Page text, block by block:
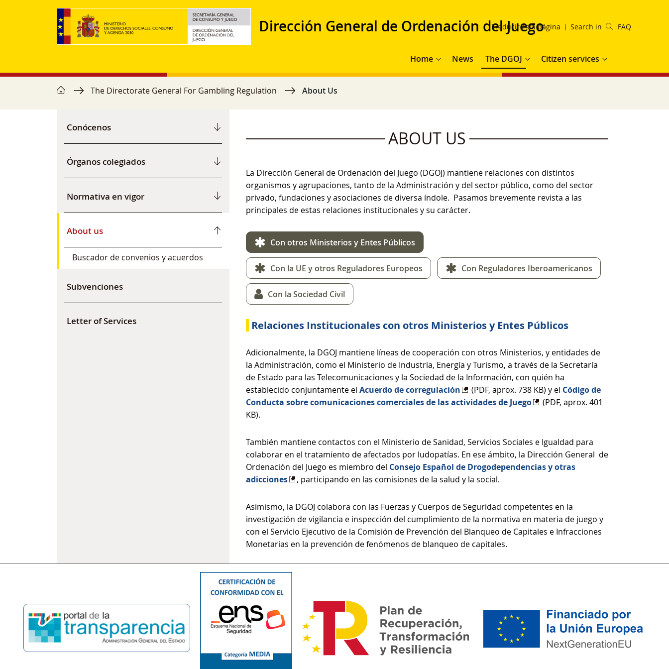
Skip to main content
Dirección General de Ordenación del Juego
Traducir esta página Search in FAQ
Main navigation
Home News The DGOJ Citizen services
Breadcrumb
home The Directorate General For Gambling Regulation About Us
Conócenos
Órganos colegiados
Normativa en vigor
About us
Buscador de convenios y acuerdos
Subvenciones
Letter of Services
ABOUT US
La Dirección General de Ordenación del Juego (DGOJ) mantiene relaciones con distintos
organismos y agrupaciones, tanto de la Administración y del sector público, como del sector
privado, fundaciones y asociaciones de diversa índole. Pasamos brevemente revista a las
principales de estas relaciones institucionales y su carácter.
Con otros Ministerios y Entes Públicos
Con la UE y otros Reguladores Europeos Con Reguladores Iberoamericanos
Con la Sociedad Civil
Relaciones Institucionales con otros Ministerios y Entes Públicos
Adicionalmente, la DGOJ mantiene líneas de cooperación con otros Ministerios, y entidades de
la Administración, como el Ministerio de Industria, Energía y Turismo, a través de la Secretaría
de Estado para las Telecomunicaciones y la Sociedad de la Información, con quién ha
establecido conjuntamente el Acuerdo de corregulación (PDF, aprox. 738 KB) y el Código de
Conducta sobre comunicaciones comerciales de las actividades de Juego
(PDF, aprox. 401
KB).
También mantiene contactos con el Ministerio de Sanidad, Servicios Sociales e Igualdad para
colaborar en el tratamiento de afectados por ludopatías. En ese ámbito, la Dirección General de
Ordenación del Juego es miembro del Consejo Español de Drogodependencias y otras
adicciones
, participando en las comisiones de la salud y la social.
Asimismo, la DGOJ colabora con las Fuerzas y Cuerpos de Seguridad competentes en la
investigación de vigilancia e inspección del cumplimiento de la normativa en materia de juego y
con el Servicio Ejecutivo de la Comisión de Prevención del Blanqueo de Capitales e Infracciones
Monetarias en la prevención de fenómenos de blanqueo de capitales.